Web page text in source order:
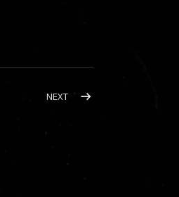
NEXTPOST: 忘れないで…